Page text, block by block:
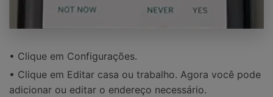
• Clique em Configurações.
• Clique em Editar casa ou trabalho. Agora você pode
adicionar ou editar o endereço necessário.